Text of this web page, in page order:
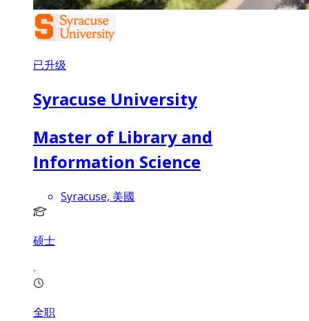
已升级
Syracuse University
Master of Library and
Information Science
Syracuse, 美國
硕士
全职